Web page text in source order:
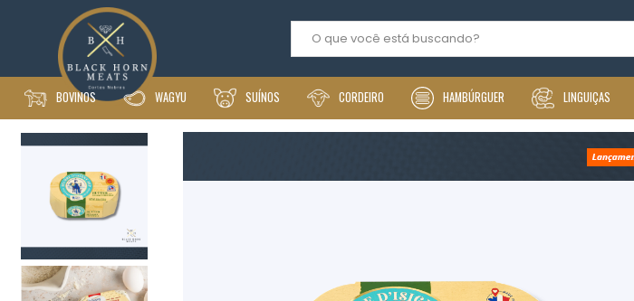
BOVINOS WAGYU SUÍNOS CORDEIRO HAMBÚRGUER LINGUIÇAS